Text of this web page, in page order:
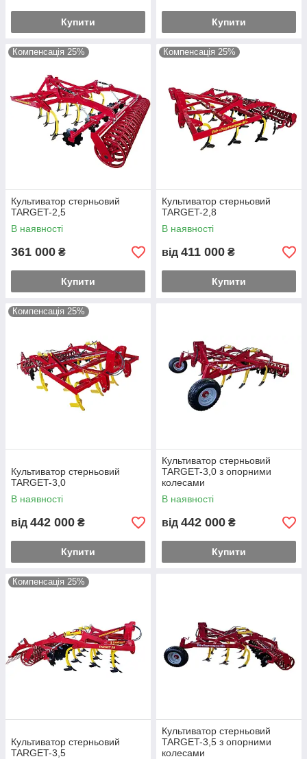
Купити Купити
Компенсація 25%
Культиватор стерньовий
TARGET-2,5
В наявності
361 000 ₴
Купити
Компенсація 25%
Культиватор стерньовий
TARGET-2,8
В наявності
від 411 000 ₴
Купити
Компенсація 25%
Культиватор стерньовий
TARGET-3,0
В наявності
від 442 000 ₴
Купити
Культиватор стерньовий
TARGET-3,0 з опорними
колесами
В наявності
від 442 000 ₴
Купити
Компенсація 25%
Культиватор стерньовий
TARGET-3,5
Культиватор стерньовий
TARGET-3,5 з опорними
колесами